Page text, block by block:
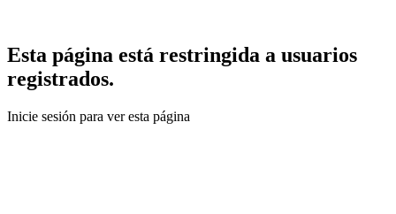
Esta página está restringida a usuarios
registrados.
Inicie sesión para ver esta página